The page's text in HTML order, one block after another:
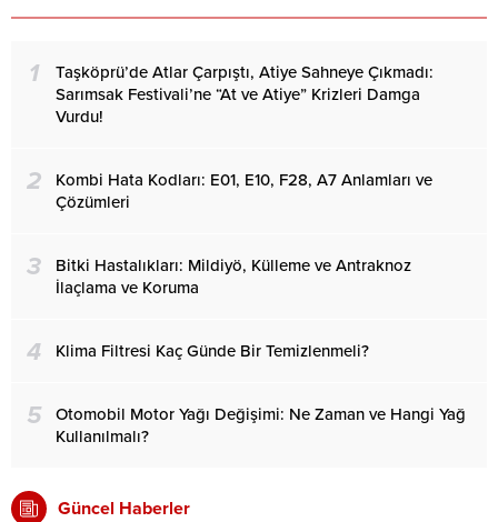
1
Taşköprü’de Atlar Çarpıştı, Atiye Sahneye Çıkmadı:
Sarımsak Festivali’ne “At ve Atiye” Krizleri Damga
Vurdu!
2
Kombi Hata Kodları: E01, E10, F28, A7 Anlamları ve
Çözümleri
3
Bitki Hastalıkları: Mildiyö, Külleme ve Antraknoz
İlaçlama ve Koruma
4 Klima Filtresi Kaç Günde Bir Temizlenmeli?
5
Otomobil Motor Yağı Değişimi: Ne Zaman ve Hangi Yağ
Kullanılmalı?
Güncel Haberler